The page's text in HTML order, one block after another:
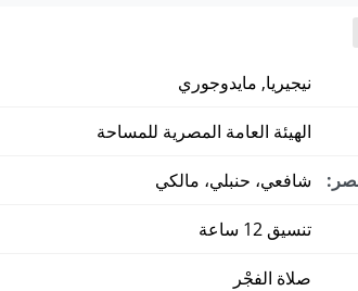
نيجيريا, مايدوجوري
الهيئة العامة المصرية للمساحة
شافعي، حنبلي، مالكي
تنسيق 12 ساعة
صلاة الفجْر